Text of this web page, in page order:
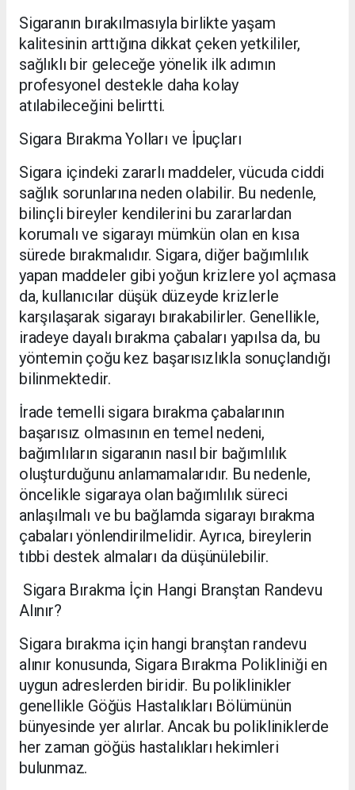
Sigaranın bırakılmasıyla birlikte yaşam
kalitesinin arttığına dikkat çeken yetkililer,
sağlıklı bir geleceğe yönelik ilk adımın
profesyonel destekle daha kolay
atılabileceğini belirtti.
Sigara Bırakma Yolları ve İpuçları
Sigara içindeki zararlı maddeler, vücuda ciddi
sağlık sorunlarına neden olabilir. Bu nedenle,
bilinçli bireyler kendilerini bu zararlardan
korumalı ve sigarayı mümkün olan en kısa
sürede bırakmalıdır. Sigara, diğer bağımlılık
yapan maddeler gibi yoğun krizlere yol açmasa
da, kullanıcılar düşük düzeyde krizlerle
karşılaşarak sigarayı bırakabilirler. Genellikle,
iradeye dayalı bırakma çabaları yapılsa da, bu
yöntemin çoğu kez başarısızlıkla sonuçlandığı
bilinmektedir.
İrade temelli sigara bırakma çabalarının
başarısız olmasının en temel nedeni,
bağımlıların sigaranın nasıl bir bağımlılık
oluşturduğunu anlamamalarıdır. Bu nedenle,
öncelikle sigaraya olan bağımlılık süreci
anlaşılmalı ve bu bağlamda sigarayı bırakma
çabaları yönlendirilmelidir. Ayrıca, bireylerin
tıbbi destek almaları da düşünülebilir.
Sigara Bırakma İçin Hangi Branştan Randevu
Alınır?
Sigara bırakma için hangi branştan randevu
alınır konusunda, Sigara Bırakma Polikliniği en
uygun adreslerden biridir. Bu poliklinikler
genellikle Göğüs Hastalıkları Bölümünün
bünyesinde yer alırlar. Ancak bu polikliniklerde
her zaman göğüs hastalıkları hekimleri
bulunmaz.